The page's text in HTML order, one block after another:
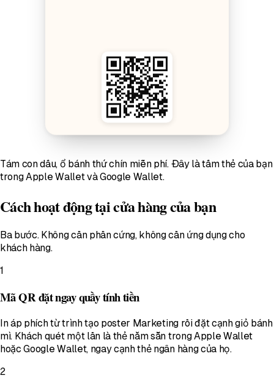
Tám con dấu, ổ bánh thứ chín miễn phí. Đây là tấm thẻ của bạn
trong Apple Wallet và Google Wallet.
Cách hoạt động tại cửa hàng của bạn
Ba bước. Không cần phần cứng, không cần ứng dụng cho
khách hàng.
1
Mã QR đặt ngay quầy tính tiền
In áp phích từ trình tạo poster Marketing rồi đặt cạnh giỏ bánh
mì. Khách quét một lần là thẻ nằm sẵn trong Apple Wallet
hoặc Google Wallet, ngay cạnh thẻ ngân hàng của họ.
2